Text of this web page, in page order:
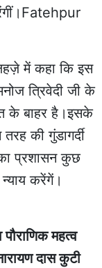
में कहा कि इस
त्रिवेदी जी के
के बाहर है।इसके
की गुंडागर्दी
प्रशासन कुछ
न्याय करेंगें।
महत्व
दास कुटी